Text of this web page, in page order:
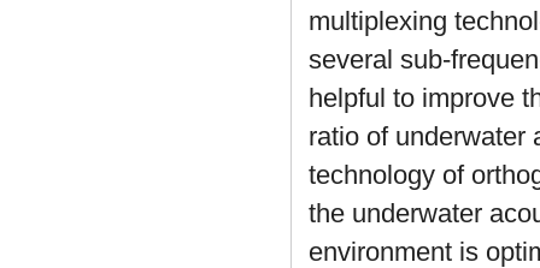
multiplexing
several sub-
helpful to improve
ratio of underwater
technology of
the underwater
environment is